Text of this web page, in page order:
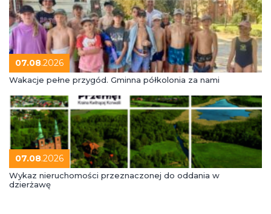
07.08.2026
Wakacje pełne przygód. Gminna półkolonia za nami
07.08.2026
Wykaz nieruchomości przeznaczonej do oddania w
dzierżawę